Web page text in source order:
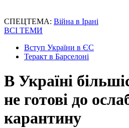
СПЕЦТЕМА: Війна в Ірані
ВСІ ТЕМИ
Вступ України в ЄС
Теракт в Барселоні
В Україні
не готові до
карантину